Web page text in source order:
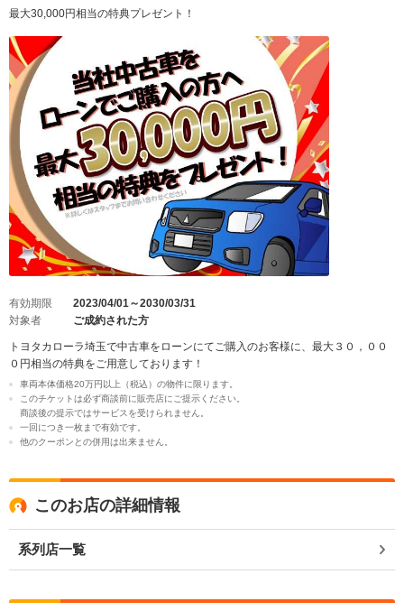
最大30,000円相当の特典プレゼント！
有効期限
2023/04/01～2030/03/31
対象者
ご成約された方
トヨタカローラ埼玉で中古車をローンにてご購入のお客様に、最大３０，００
０円相当の特典をご用意しております！
車両本体価格20万円以上（税込）の物件に限ります。
このチケットは必ず商談前に販売店にご提示ください。
商談後の提示ではサービスを受けられません。
一回につき一枚まで有効です。
他のクーポンとの併用は出来ません。
このお店の詳細情報
系列店一覧